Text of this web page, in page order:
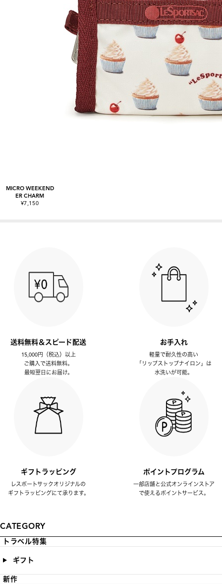
MICRO WEEKEND
ER CHARM
¥7,150
送料無料＆スピード配送
15,000円（税込）以上
ご購入で送料無料。
最短翌日にお届け。
お手入れ
軽量で耐久性の高い
「リップストップナイロン」は
水洗いが可能。
ギフトラッピング
レスポートサックオリジナルの
ギフトラッピングにて承ります。
ポイントプログラム
一部店舗と公式オンラインストア
で使えるポイントサービス。
CATEGORY
トラベル特集
ギフト
新作